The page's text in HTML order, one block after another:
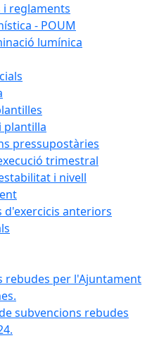
i reglaments
- POUM
lumínica
plantilla
pressupostàries
trimestral
i nivell
d'exercicis anteriors
rebudes per l'Ajuntament
subvencions rebudes